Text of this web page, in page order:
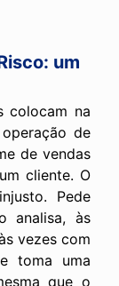
um
colocam na
de
de vendas
cliente. O
Pede
analisa, às
vezes com
toma uma
que o